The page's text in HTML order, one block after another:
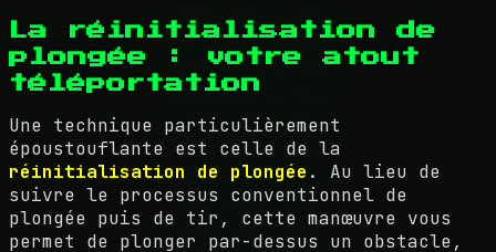
La réinitialisation de
plongée : votre atout
téléportation
Une technique particulièrement
époustouflante est celle de la
réinitialisation de plongée . Au lieu de
suivre le processus conventionnel de
plongée puis de tir, cette manœuvre vous
permet de plonger par-dessus un obstacle,